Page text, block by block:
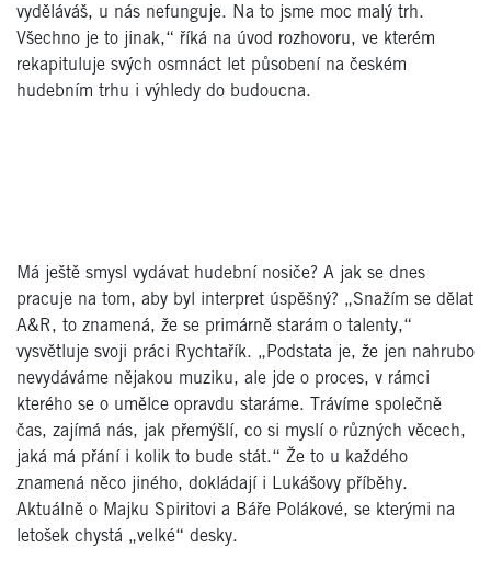
vyděláváš, u nás nefunguje. Na to jsme moc malý trh.
Všechno je to jinak,“ říká na úvod rozhovoru, ve kterém
rekapituluje svých osmnáct let působení na českém
hudebním trhu i výhledy do budoucna.
Má ještě smysl vydávat hudební nosiče? A jak se dnes
pracuje na tom, aby byl interpret úspěšný? „Snažím se dělat
A&R, to znamená, že se primárně starám o talenty,“
vysvětluje svoji práci Rychtařík. „Podstata je, že jen nahrubo
nevydáváme nějakou muziku, ale jde o proces, v rámci
kterého se o umělce opravdu staráme. Trávíme společně
čas, zajímá nás, jak přemýšlí, co si myslí o různých věcech,
jaká má přání i kolik to bude stát.“ Že to u každého
znamená něco jiného, dokládají i Lukášovy příběhy.
Aktuálně o Majku Spiritovi a Báře Polákové, se kterými na
letošek chystá „velké“ desky.